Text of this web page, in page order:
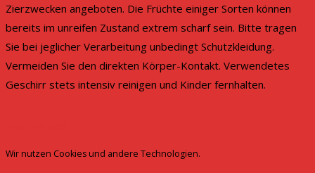
Zierzwecken angeboten. Die Früchte einiger Sorten können
bereits im unreifen Zustand extrem scharf sein. Bitte tragen
Sie bei jeglicher Verarbeitung unbedingt Schutzkleidung.
Vermeiden Sie den direkten Körper-Kontakt. Verwendetes
Geschirr stets intensiv reinigen und Kinder fernhalten.
Wir nutzen Cookies und andere Technologien.